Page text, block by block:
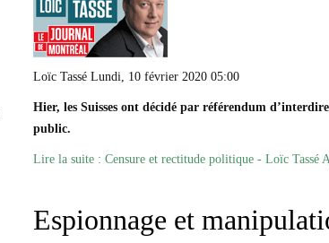
Loïc Tassé Lundi, 10 février 2020 05:00
Hier, les Suisses ont décidé par référendum
public.
Lire la suite : Censure et rectitude politique - Loïc Tassé
Espionnage et